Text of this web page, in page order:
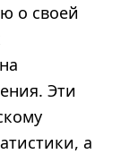
о своей
Эти
а